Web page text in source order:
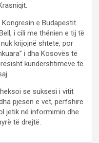
e Budapestit
i cili me thënien e tij të
krijojnë shtete, por
i dha Kosovës të
kundërshtimeve të
se suksesi i vitit
pjesën e vet, përfshirë
jetik në informimin dhe
të drejtë.